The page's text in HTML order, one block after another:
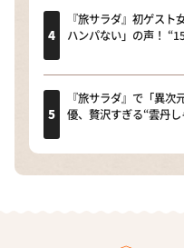
『旅サラダ』初ゲス
ハンパない」の声！
『旅サラダ』で「異
優、贅沢すぎる“雲丹